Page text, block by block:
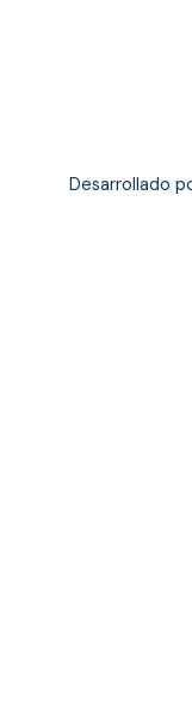
Desarrollado